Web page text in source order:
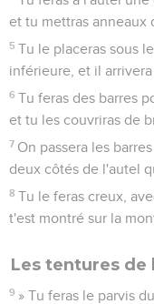
et tu mettras anneaux
5 Tu le placeras sous
inférieure, et il
6 Tu feras des barres
et tu les couvriras de
7 On passera les
deux côtés de l'autel
8 Tu le feras creux,
t'est montré sur la
Les tentures de
9 » Tu feras le parvis